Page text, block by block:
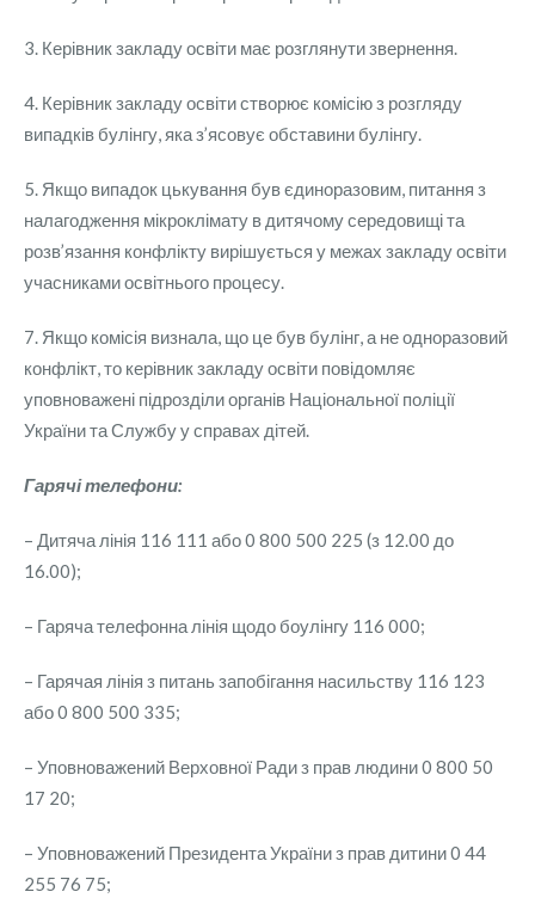
3. Керівник закладу освіти має розглянути звернення.
4. Керівник закладу освіти створює комісію з розгляду
випадків булінгу, яка з’ясовує обставини булінгу.
5. Якщо випадок цькування був єдиноразовим, питання з
налагодження мікроклімату в дитячому середовищі та
розв’язання конфлікту вирішується у межах закладу освіти
учасниками освітнього процесу.
7. Якщо комісія визнала, що це був булінг, а не одноразовий
конфлікт, то керівник закладу освіти повідомляє
уповноважені підрозділи органів Національної поліції
України та Службу у справах дітей.
Гарячі телефони:
– Дитяча лінія 116 111 або 0 800 500 225 (з 12.00 до
16.00);
– Гаряча телефонна лінія щодо боулінгу 116 000;
– Гарячая лінія з питань запобігання насильству 116 123
або 0 800 500 335;
– Уповноважений Верховної Ради з прав людини 0 800 50
17 20;
– Уповноважений Президента України з прав дитини 0 44
255 76 75;